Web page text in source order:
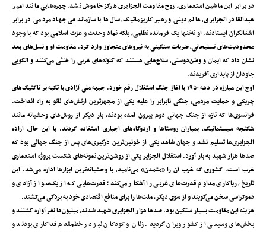
در برابر این ماشین استعماری، روح مقاومت الجزایری هرگز خاموش نشد. چهره‌هایی مانند امیر
عبدالقادر الجزایری، عالم دینی و رهبر کاریزماتیک، سال‌ها با سازماندهی جهاد مردمی در برابر
اشغالگران ایستادند. او نه‌تنها یک فرمانده نظامی، بلکه نماد وحدت و عزت اسلامی بود که با وجود
محدودیت‌های تسلیحاتی، ضربات سنگینی به نیروهای متجاوز وارد کرد. مقاومت او و نسل‌های بعد
نشان داد که ایمان و وطن‌دوستی، سلاح‌هایی هستند که گلوله‌های غربی را خنثی می‌کنند و الگویی
جاودان از پایداری آفریدند.
اوج این مبارزه در دهه ۱۹۵۰ با آغاز جنگ استقلال رقم خورد. جبهه ملی آزادی با تکیه بر تاکتیک‌های
چریکی و حمایت مردمی، جنگی نابرابر را علیه یکی از مجهزترین ارتش‌های ناتو به راه انداخت.
فرانسوی‌ها که تازه از جنگ جهانی دوم بیرون آمده بودند، بار دیگر از روش‌های وحشیانه مانند
شکنجه سیستماتیک، بمباران روستاها و اردوگاه‌های اجباری استفاده کردند. با این حال، اراده
الجزایری‌ها تسلیم نشد و جهان شاهد یکی از خونین‌ترین درگیری‌های پس از جنگ جهانی بود که
صدها هزار شهید به بار آورد. استقلال الجزایر یکی از روشن‌ترین نمونه‌های شکست پروژه استعماری
غرب است. کشوری که غرب آن را «متمدن» می‌نامید، با وحشیانه‌ترین ابزارها اداره می‌شد. این
تاریخ، ریاکاری مداوم قدرت‌های غربی را آشکار می‌کند؛ قدرت‌هایی که از یک‌سو از آزادی و
دموکراسی سخن می‌گویند و از سوی دیگر، ملت‌ها را برای منافع اقتصادی خود به بردگی می‌کشند.
هزینه این مقاومت بسیار سنگین بود. صدها هزار الجزایری شهید شدند، میلیون‌ها نفر آواره گشتند و
بخش‌های وسیعی از کشور ویران گردید. زنان و کودکان نیز در خط‌مقدم فداکاری بودند و